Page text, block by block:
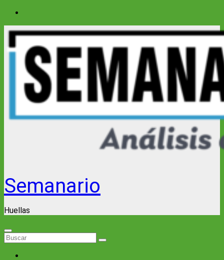
Saltar
contenido
Semanario
Huellas